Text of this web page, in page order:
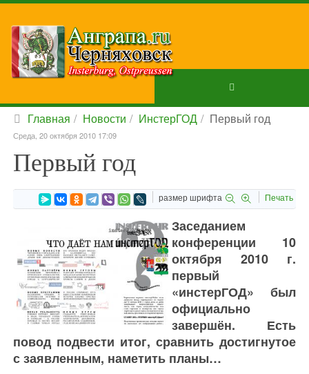
Главная Новости ИнстерГОД Первый год
Среда, 20 октября 2010 17:09
Первый год
размер шрифта Печать
Заседанием
конференции 10
октября 2010 г.
первый
«инстерГОД» был
официально
завершён. Есть
повод подвести итог, сравнить достигнутое
с заявленным, наметить планы…